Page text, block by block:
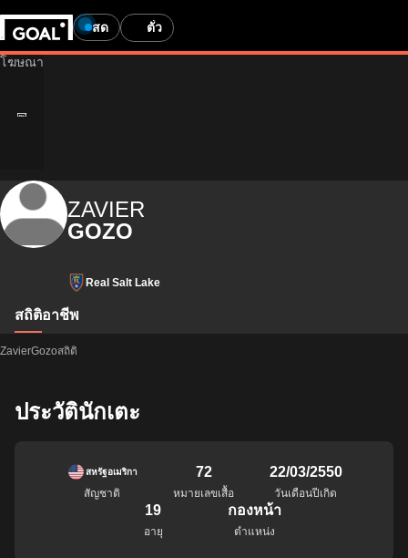
สด ตั๋ว
ZAVIER
GOZO
Real Salt Lake
สถิติอาชีพ
ZavierGozoสถิติ
ประวัตินักเตะ
สหรัฐอเมริกา
สัญชาติ
72
หมายเลขเสื้อ
22/03/2550
วันเดือนปีเกิด
19
อายุ
กองหน้า
ตำแหน่ง